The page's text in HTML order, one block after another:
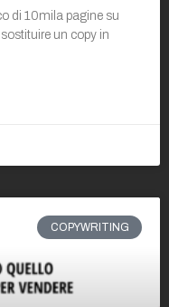
di 10mila pagine su
un copy in
COPYWRITING